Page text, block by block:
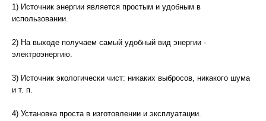
1) Источник энергии является простым и удобным в
использовании.
2) На выходе получаем самый удобный вид энергии -
электроэнергию.
3) Источник экологически чист: никаких выбросов, никакого шума
и т. п.
4) Установка проста в изготовлении и эксплуатации.